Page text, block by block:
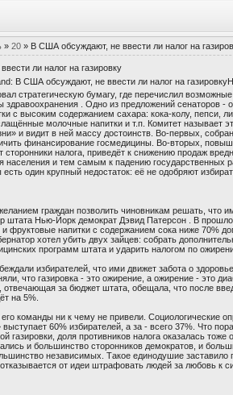
» 20 » В США обсуждают, не ввести ли налог на
ли налог на газировку
стратегическую бумагу, где перечислил
. Одно из предложений сенаторов -
с высоким содержанием сахара: кока-колу, пепси,
молочные напитки и т.п. Комитет называет
и видит в ней массу достоинств. Во-первых,
финансирование госмедицины. Во-вторых,
сторонники налога, приведёт к снижению продаж
населения и тем самым к падению государственных
один крупный недостаток: её не одобряют
граждан позволить чиновникам решать, что им
штата Нью-Йорк демократ Дэвид Патерсон . В
фруктовые напитки с содержанием сока ниже 70%
хотел убить двух зайцев: собрать
программ штата и ударить налогом по
избирателей, что ими движет забота о
что газировка - это ожирение, а ожирение - это
отвечающая за бюджет штата, обещала, что после
на 5%.
команды ни к чему не привели. Социологические
60% избирателей, а за - всего 37%. Что
газировки, доля противников налога оказалась тоже
и большинство сторонников демократов, и
независимых. Такое единодушие заставило
от идеи штрафовать людей за любовь к